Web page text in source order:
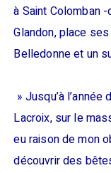
à Saint Colomban
Glandon, place
Belledonne et un
» Jusqu’à
Lacroix, sur le
eu raison de mon
découvrir des